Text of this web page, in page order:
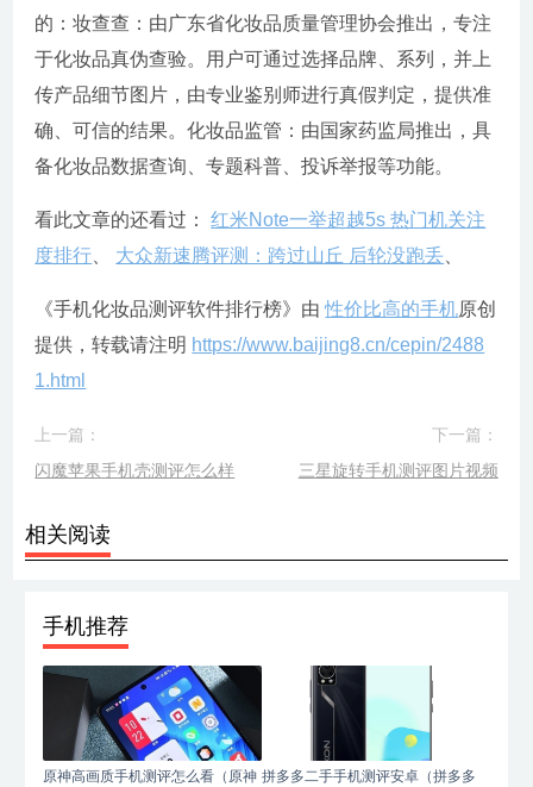
的：妆查查：由广东省化妆品质量管理协会推出，专注
于化妆品真伪查验。用户可通过选择品牌、系列，并上
传产品细节图片，由专业鉴别师进行真假判定，提供准
确、可信的结果。化妆品监管：由国家药监局推出，具
备化妆品数据查询、专题科普、投诉举报等功能。
看此文章的还看过：红米Note一举超越5s 热门机关注
度排行
大众新速腾评测：跨过山丘 后轮没跑丢
《手机化妆品测评软件排行榜》由性价比高的手机原创
提供，转载请注明 https://www.baijing8.cn/cepin/2488
1.html
上一篇：
闪魔苹果手机壳测评怎么样
下一篇：
三星旋转手机测评图片视频
相关阅读
手机推荐
原神高画质手机测评怎么看（原神 拼多多二手手机测评安卓（拼多多